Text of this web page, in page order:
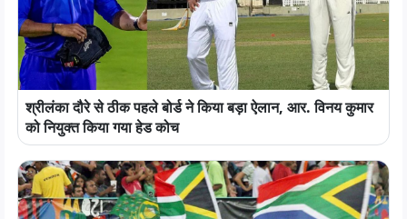
श्रीलंका दौरे से ठीक पहले बोर्ड ने किया बड़ा ऐलान, आर. विनय कुमार
को नियुक्त किया गया हेड कोच